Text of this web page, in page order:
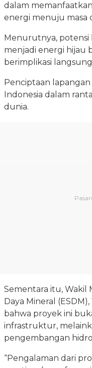
dalam
energi menuju masa
Menurutnya, potensi
menjadi energi hijau
berimplikasi
Penciptaan
Indonesia dalam
dunia.
Sementara itu, Wakil
Daya Mineral
bahwa proyek ini
infrastruktur,
pengembangan
“Pengalaman dari